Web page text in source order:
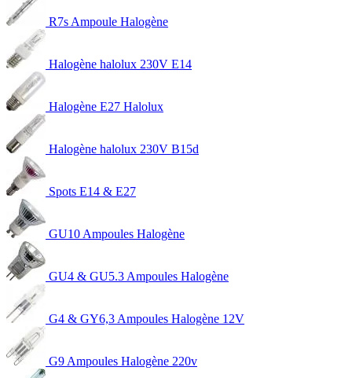
R7s Ampoule Halogène
Halogène halolux 230V E14
Halogène E27 Halolux
Halogène halolux 230V B15d
Spots E14 & E27
GU10 Ampoules Halogène
GU4 & GU5.3 Ampoules Halogène
G4 & GY6,3 Ampoules Halogène 12V
G9 Ampoules Halogène 220v